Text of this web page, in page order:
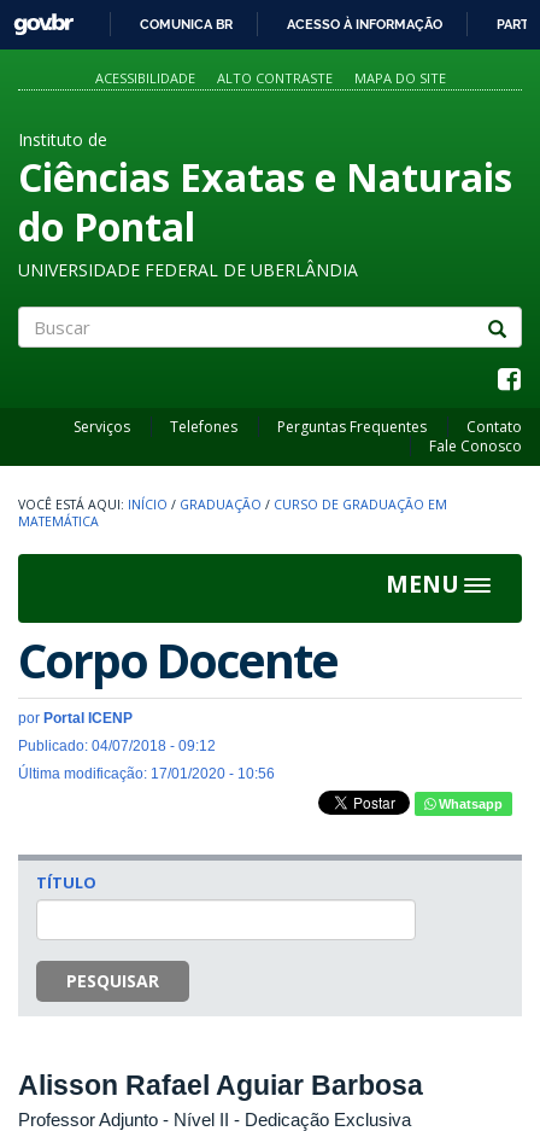
PARA
O
GOVBR
COMUNICA BR ACESSO À INFORMAÇÃO
ACESSIBILIDADE ALTO CONTRASTE MAPA DO SITE
Instituto de
Ciências Exatas e Naturais
do Pontal
UNIVERSIDADE FEDERAL DE UBERLÂNDIA
Serviços Telefones Perguntas Frequentes
Contato
Fale Conosco
INÍCIO / GRADUAÇÃO / CURSO DE GRADUAÇÃO EM
MATEMÁTICA
MENU
Toggle
Corpo Docente
por Portal ICENP
Publicado: 04/07/2018 - 09:12
Última modificação: 17/01/2020 - 10:56
Whatsapp
TÍTULO
PESQUISAR
Alisson Rafael Aguiar Barbosa
Professor Adjunto - Nível II - Dedicação Exclusiva